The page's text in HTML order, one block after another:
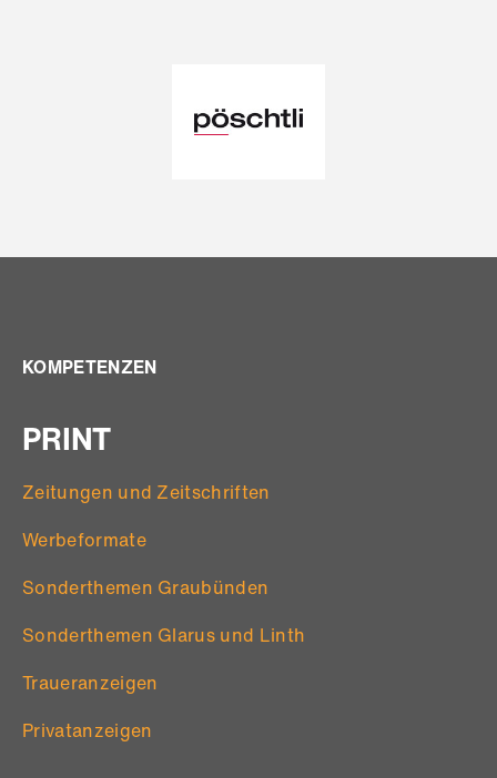
KOMPETENZEN
PRINT
Zeitungen und Zeitschriften
Werbeformate
Sonderthemen Graubünden
Sonderthemen Glarus und Linth
Traueranzeigen
Privatanzeigen